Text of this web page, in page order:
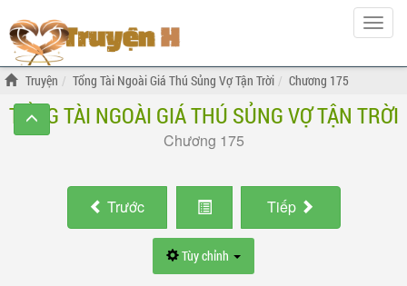
Hiện
menu
Truyện Tổng Tài Ngoài Giá Thú Sủng Vợ Tận Trời Chương 175
TỔNG TÀI NGOÀI GIÁ THÚ SỦNG VỢ TẬN TRỜI
Chương 175
Trước Tiếp
Tùy chỉnh